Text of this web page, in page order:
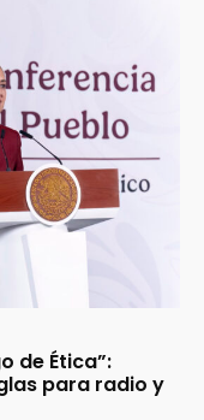
de Ética”:
para radio y